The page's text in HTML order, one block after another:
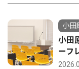
小田
小田
ーフ